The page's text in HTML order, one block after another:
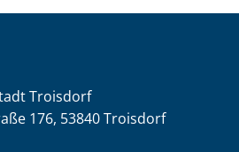
Troisdorf
176, 53840 Troisdorf